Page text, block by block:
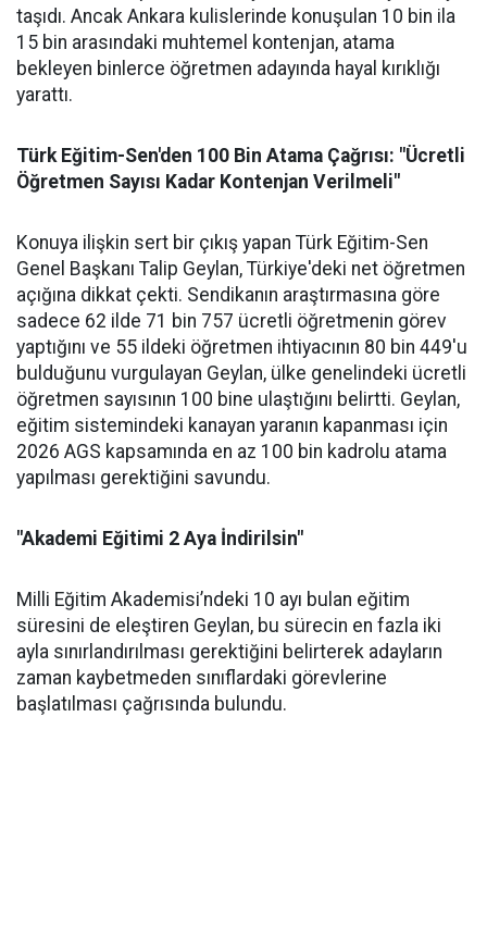
taşıdı. Ancak Ankara kulislerinde konuşulan 10 bin ila
15 bin arasındaki muhtemel kontenjan, atama
bekleyen binlerce öğretmen adayında hayal kırıklığı
yarattı.
Türk Eğitim-Sen'den 100 Bin Atama Çağrısı: "Ücretli
Öğretmen Sayısı Kadar Kontenjan Verilmeli"
Konuya ilişkin sert bir çıkış yapan Türk Eğitim-Sen
Genel Başkanı Talip Geylan, Türkiye'deki net öğretmen
açığına dikkat çekti. Sendikanın araştırmasına göre
sadece 62 ilde 71 bin 757 ücretli öğretmenin görev
yaptığını ve 55 ildeki öğretmen ihtiyacının 80 bin 449'u
bulduğunu vurgulayan Geylan, ülke genelindeki ücretli
öğretmen sayısının 100 bine ulaştığını belirtti. Geylan,
eğitim sistemindeki kanayan yaranın kapanması için
2026 AGS kapsamında en az 100 bin kadrolu atama
yapılması gerektiğini savundu.
"Akademi Eğitimi 2 Aya İndirilsin"
Milli Eğitim Akademisi’ndeki 10 ayı bulan eğitim
süresini de eleştiren Geylan, bu sürecin en fazla iki
ayla sınırlandırılması gerektiğini belirterek adayların
zaman kaybetmeden sınıflardaki görevlerine
başlatılması çağrısında bulundu.